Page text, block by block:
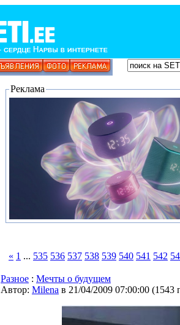
Реклама
« 1 ... 535 536 537 538 539 540 541 542
Разное : Мечты о будущем
Автор: Milena в 21/04/2009 07:00:00 (1543